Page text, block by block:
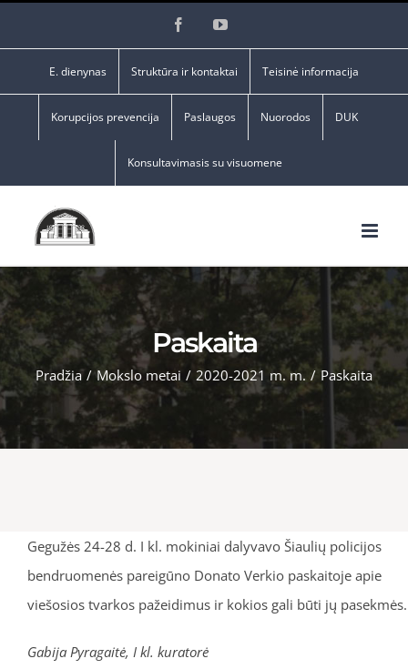
FacebookYouTube
E. dienynas Struktūra ir kontaktai Teisinė informacija
Korupcijos prevencija Paslaugos Nuorodos DUK
Konsultavimasis su visuomene
Paskaita
Pradžia / Mokslo metai / 2020-2021 m. m. / Paskaita
Gegužės 24-28 d. I kl. mokiniai dalyvavo Šiaulių policijos
bendruomenės pareigūno Donato Verkio paskaitoje apie
viešosios tvarkos pažeidimus ir kokios gali būti jų pasekmės.
Gabija Pyragaitė, I kl. kuratorė